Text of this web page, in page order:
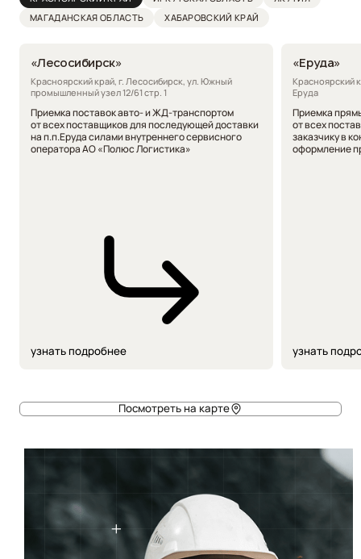
Посмотреть на карте
МАГАДАНСКАЯ ОБЛАСТЬ ХАБАРОВСКИЙ КРАЙ
«Лесосибирск»
Красноярский край, г. Лесосибирск, ул. Южный
промышленный узел 12/61 стр. 1
Приемка поставок авто- и ЖД-транспортом
от всех поставщиков для последующей доставки
на п.п.Еруда силами внутреннего сервисного
оператора АО «Полюс Логистика»
узнать подробнее
«Еруда»
Красноярский
Еруда
Приемка
от всех
заказчику в
оформление
узнать